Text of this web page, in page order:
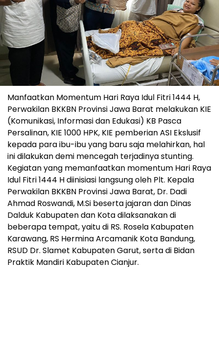
Manfaatkan Momentum Hari Raya Idul Fitri 1444 H,
Perwakilan BKKBN Provinsi Jawa Barat melakukan KIE
(Komunikasi, Informasi dan Edukasi) KB Pasca
Persalinan, KIE 1000 HPK, KIE pemberian ASI Ekslusif
kepada para ibu-ibu yang baru saja melahirkan, hal
ini dilakukan demi mencegah terjadinya stunting.
Kegiatan yang memanfaatkan momentum Hari Raya
Idul Fitri 1444 H diinisiasi langsung oleh Plt. Kepala
Perwakilan BKKBN Provinsi Jawa Barat, Dr. Dadi
Ahmad Roswandi, M.Si beserta jajaran dan Dinas
Dalduk Kabupaten dan Kota dilaksanakan di
beberapa tempat, yaitu di RS. Rosela Kabupaten
Karawang, RS Hermina Arcamanik Kota Bandung,
RSUD Dr. Slamet Kabupaten Garut, serta di Bidan
Praktik Mandiri Kabupaten Cianjur.